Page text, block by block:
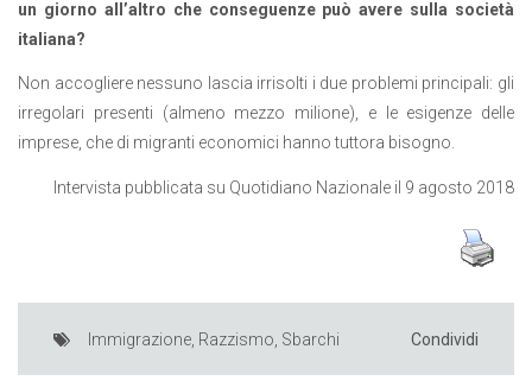
un giorno all’altro che conseguenze può avere sulla società
italiana?
Non accogliere nessuno lascia irrisolti i due problemi principali: gli
irregolari presenti (almeno mezzo milione), e le esigenze delle
imprese, che di migranti economici hanno tuttora bisogno.
Intervista pubblicata su Quotidiano Nazionale il 9 agosto 2018
Immigrazione, Razzismo, Sbarchi Condividi